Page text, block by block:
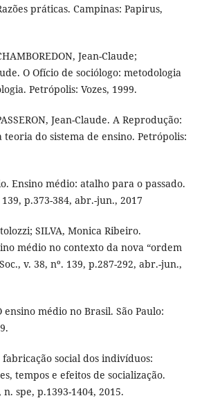
práticas. Campinas: Papirus,
Jean-Claude;
O Ofício de sociólogo: metodologia
Petrópolis: Vozes, 1999.
Jean-Claude. A Reprodução:
do sistema de ensino. Petrópolis:
Ensino médio: atalho para o passado.
p.373-384, abr.-jun., 2017
SILVA, Monica Ribeiro.
médio no contexto da nova “ordem
v. 38, nº. 139, p.287-292, abr.-jun.,
ensino médio no Brasil. São Paulo:
social dos indivíduos:
tempos e efeitos de socialização.
spe, p.1393-1404, 2015.